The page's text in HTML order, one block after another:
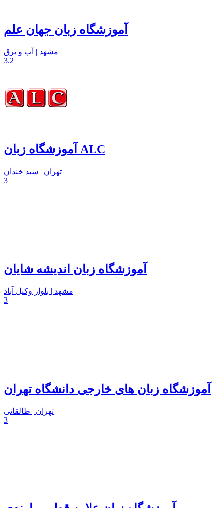
آموزشگاه زبان جهان علم
مشهد | آب و برق
3.2
آموزشگاه زبان ALC
تهران | سید خندان
3
آموزشگاه زبان اندیشه شایان
مشهد | بلوار وکیل آباد
3
آموزشگاه زبان های خارجی دانشگاه تهران
تهران | طالقانی
3